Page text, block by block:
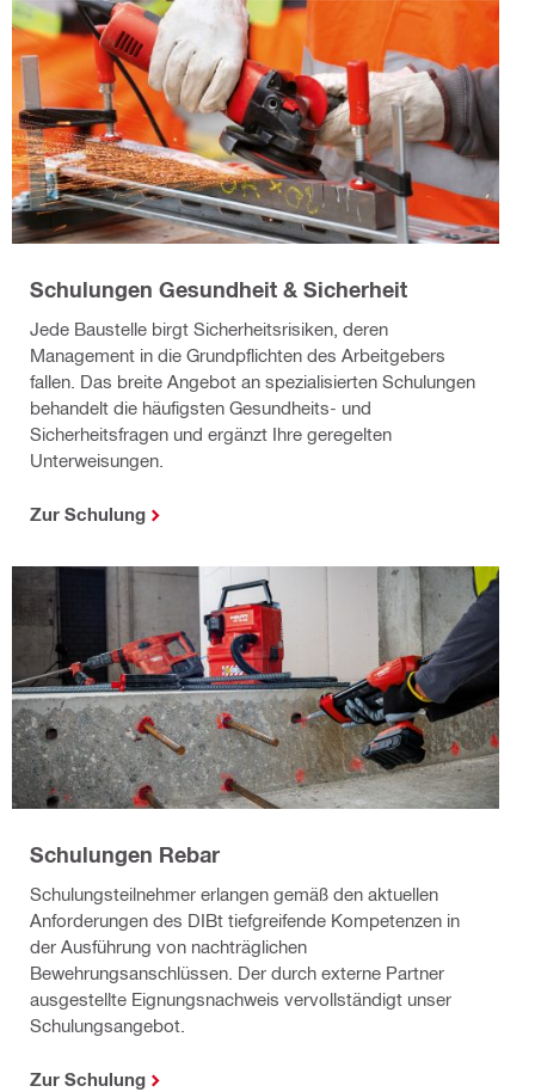
Schulungen Gesundheit & Sicherheit
Jede Baustelle birgt Sicherheitsrisiken, deren
Management in die Grundpflichten des Arbeitgebers
fallen. Das breite Angebot an spezialisierten Schulungen
behandelt die häufigsten Gesundheits- und
Sicherheitsfragen und ergänzt Ihre geregelten
Unterweisungen.
Zur Schulung
Schulungen Rebar
Schulungsteilnehmer erlangen gemäß den aktuellen
Anforderungen des DIBt tiefgreifende Kompetenzen in
der Ausführung von nachträglichen
Bewehrungsanschlüssen. Der durch externe Partner
ausgestellte Eignungsnachweis vervollständigt unser
Schulungsangebot.
Zur Schulung